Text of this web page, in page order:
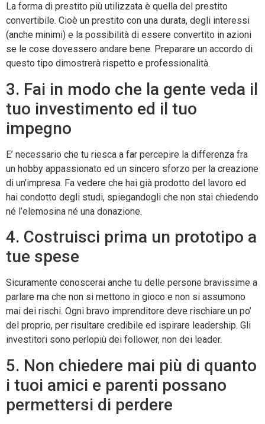
La forma di prestito più utilizzata è quella del prestito
convertibile. Cioè un prestito con una durata, degli interessi
(anche minimi) e la possibilità di essere convertito in azioni
se le cose dovessero andare bene. Preparare un accordo di
questo tipo dimostrerà rispetto e professionalità.
3. Fai in modo che la gente veda il
tuo investimento ed il tuo
impegno
E’ necessario che tu riesca a far percepire la differenza fra
un hobby appassionato ed un sincero sforzo per la creazione
di un’impresa. Fa vedere che hai già prodotto del lavoro ed
hai condotto degli studi, spiegandogli che non stai chiedendo
né l’elemosina né una donazione.
4. Costruisci prima un prototipo a
tue spese
Sicuramente conoscerai anche tu delle persone bravissime a
parlare ma che non si mettono in gioco e non si assumono
mai dei rischi. Ogni bravo imprenditore deve rischiare un po’
del proprio, per risultare credibile ed ispirare leadership. Gli
investitori sono perlopiù dei follower, non dei leader.
5. Non chiedere mai più di quanto
i tuoi amici e parenti possano
permettersi di perdere